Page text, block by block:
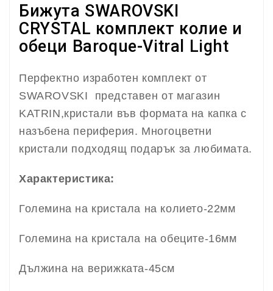
Бижута SWAROVSKI
CRYSTAL комплект колие и
обеци Baroque-Vitral Light
Перфектно изработен комплект от
SWAROVSKI представен от магазин
KATRIN,кристали във формата на капка с
назъбена периферия. Многоцветни
кристали подходящ подарък за любимата.
Характеристика:
Големина на кристала на колието-22мм
Големина на кристала на обеците-16мм
Дължина на верижката-45см